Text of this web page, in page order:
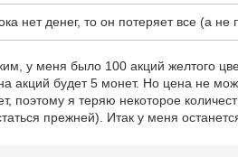
нет денег, то он потеряет все (а
у меня было 100 акций желтого
акций будет 5 монет. Но цена не
поэтому я теряю некоторое
прежней). Итак у меня